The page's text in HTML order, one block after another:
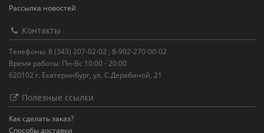
Рассылка новостей
Контакты
Телефоны: 8 (343) 207-02-02 ; 8-902-270-00-02
Время работы: Пн-Вс 10:00 - 20:00
620102 г. Екатеринбург, ул. С.Дерябиной, 21
Полезные ссылки
Как сделать заказ?
Способы доставки